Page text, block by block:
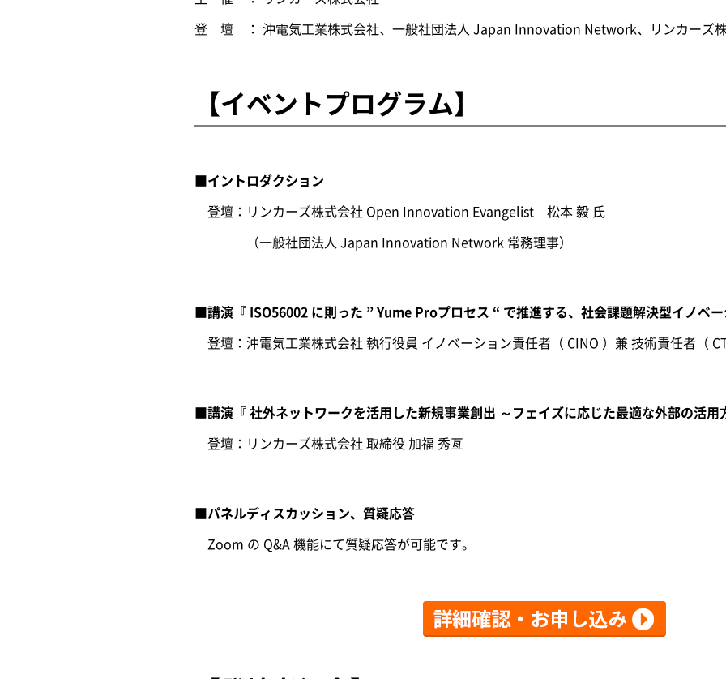
登 壇 ： 沖電気工業株式会社、一般社団法人 Japan Innovation Network、リンカーズ
【イベントプログラム】
■イントロダクション
登壇：リンカーズ株式会社 Open Innovation Evangelist 松本 毅 氏
（一般社団法人 Japan Innovation Network 常務理事）
■講演『 ISO56002 に則った ” Yume Proプロセス “ で推進する、社会課題解決型イノベー
登壇：沖電気工業株式会社 執行役員 イノベーション責任者（ CINO ）兼 技術責任者（
■講演『 社外ネットワークを活用した新規事業創出 ～フェイズに応じた最適な外部の活用
登壇：リンカーズ株式会社 取締役 加福 秀亙
■パネルディスカッション、質疑応答
Zoom の Q&A 機能にて質疑応答が可能です。